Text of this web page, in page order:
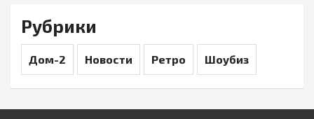
Рубрики
Дом-2 Новости Ретро Шоубиз